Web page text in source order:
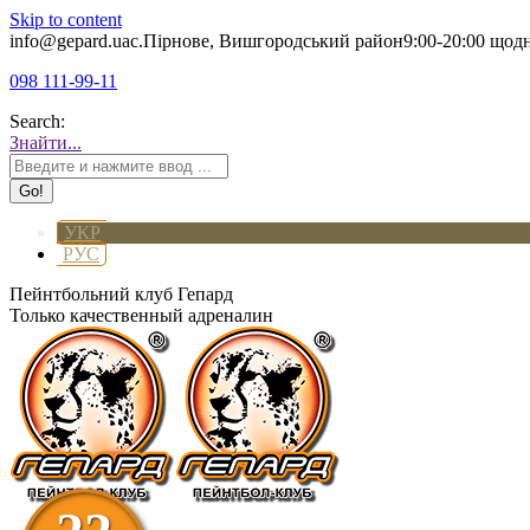
Skip to content
info@gepard.uaс.Пірнове, Вишгородський район9:00-20:00
098 111-99-11
Search:
Знайти...
УКР
РУС
Пейнтбольний клуб Гепард
Только качественный адреналин